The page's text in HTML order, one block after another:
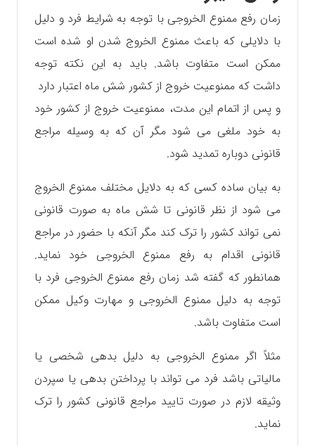
زمان رفع ممنوع الخروجی با توجه به شرایط فرد و دلیل
با دلایلی که باعث ممنوع الخروج شدن او شده است
ممکن است متفاوت باشد. باید به این نکته توجه
داشت که ممنوعیت خروج از کشور شش ماه اعتبار دارد
و پس از اتمام این مدت، ممنوعیت خروج از کشور خود
به خود ملغی می شود مگر آن که به وسیله مراجع
قانونی دوباره تمدید شود.
به بیان ساده کسی که به دلایل مختلف ممنوع الخروج
می شود از نظر قانونی تا شش ماه به صورت قانونی
نمی تواند کشور را ترک کند مگر آنکه با حضور در مراجع
قانونی اقدام به رفع ممنوع الخروجی خود نماید.
همانطور که گفته شد زمان رفع ممنوع الخروجی فرد با
توجه به دلیل ممنوع الخروجی و مهارت وکیل ممکن
است متفاوت باشد.
مثلاً اگر ممنوع الخروجی به دلیل بدهی شخصی یا
مالیاتی باشد فرد می تواند با پرداختن بدهی یا سپردن
وثیقه لازم در صورت تایید مراجع قانونی کشور را ترک
نماید.